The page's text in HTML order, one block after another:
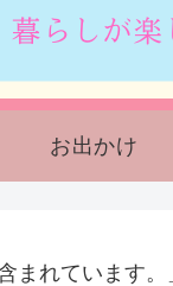
お出かけ
まれています。